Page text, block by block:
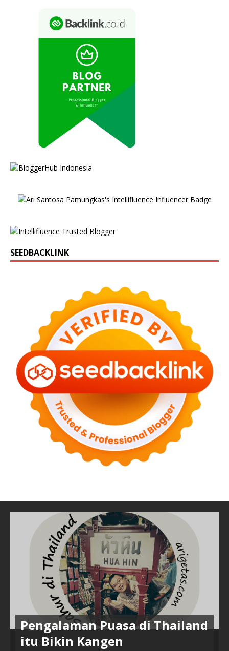
SEEDBACKLINK
Pengalaman Puasa di Thailand
itu Bikin Kangen